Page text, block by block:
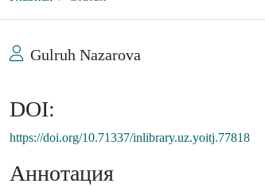
Gulruh Nazarova
DOI:
https://doi.org/10.71337/inlibrary.uz.yoitj.77818
Аннотация